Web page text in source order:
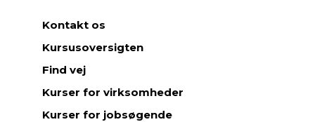
Kontakt os
Kursusoversigten
Find vej
Kurser for virksomheder
Kurser for jobsøgende